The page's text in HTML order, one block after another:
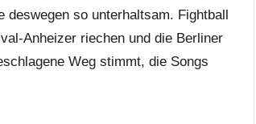
so unterhaltsam. Fightball
Anheizer riechen und die Berliner
Weg stimmt, die Songs